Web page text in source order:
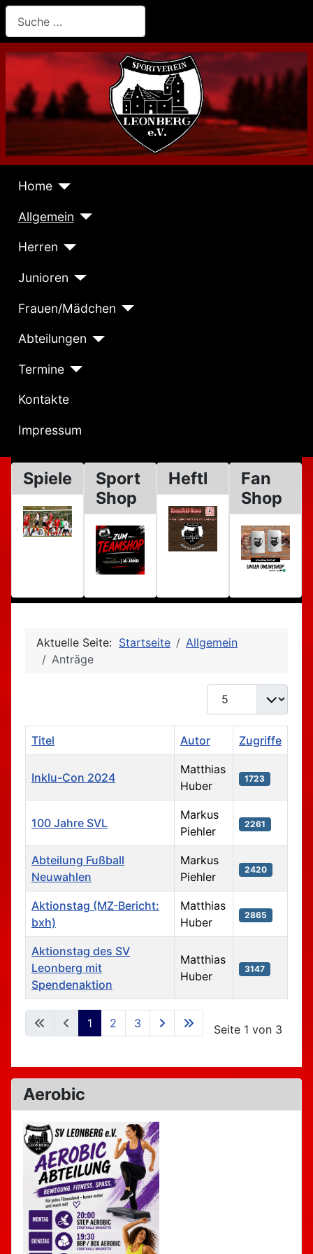
Home
Allgemein
Herren
Junioren
Frauen/Mädchen
Abteilungen
Termine
Kontakte
Impressum
Spiele
Sport
Shop
Heftl
Fan
Shop
Aktuelle Seite: Startseite
Allgemein
Anträge
Anzeige #
Beiträge
Titel Autor Zugriffe
Inklu-Con 2024
Matthias
Huber
1723
100 Jahre SVL
Markus
Piehler
2261
Abteilung Fußball
Neuwahlen
Markus
Piehler
2420
Aktionstag (MZ-Bericht:
bxh)
Matthias
Huber
2865
Aktionstag des SV
Leonberg mit
Spendenaktion
Matthias
Huber
3147
Seite 1 von 3
1 2 3
Aerobic